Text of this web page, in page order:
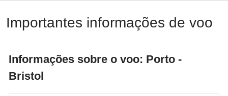
Importantes informações de voo
Informações sobre o voo: Porto -
Bristol